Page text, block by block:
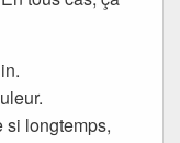
si longtemps,